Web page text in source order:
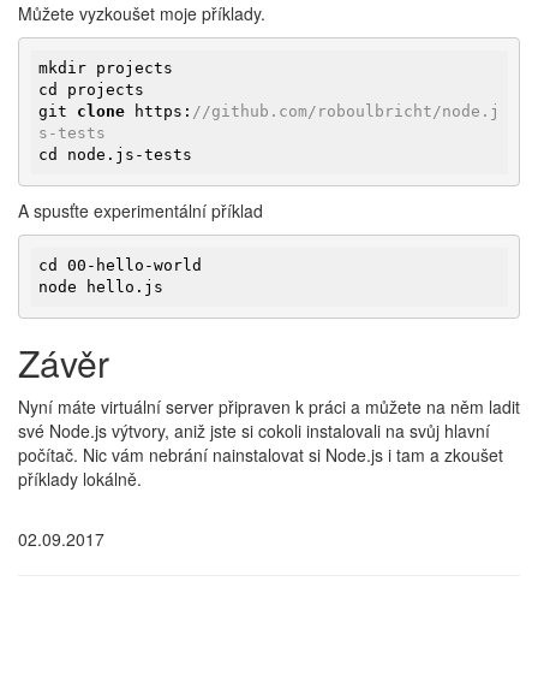
Můžete vyzkoušet moje příklady.
mkdir projects
cd projects
git clone https: //github.com/roboulbricht/node.j
s-tests
cd node.js-tests
A spusťte experimentální příklad
cd 00-hello-world
node hello.js
Závěr
Nyní máte virtuální server připraven k práci a můžete na něm ladit
své Node.js výtvory, aniž jste si cokoli instalovali na svůj hlavní
počítač. Nic vám nebrání nainstalovat si Node.js i tam a zkoušet
příklady lokálně.
02.09.2017